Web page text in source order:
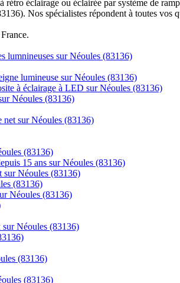
éclairage ou éclairée par système de
Nos spécialistes répondent à toutes vos
lumnineuses sur Néoules (83136)
lumineuse sur Néoules (83136)
à éclairage à LED sur Néoules (83136)
Néoules (83136)
net sur Néoules (83136)
(83136)
15 ans sur Néoules (83136)
sur Néoules (83136)
(83136)
Néoules (83136)
sur Néoules (83136)
(83136)
(83136)